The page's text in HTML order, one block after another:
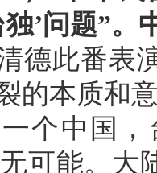
独’问题”
德此番表
的本质和
个中国
可能。大